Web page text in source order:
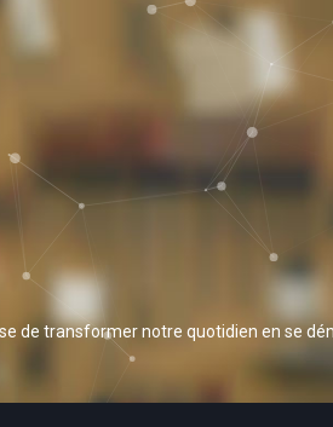
de transformer notre quotidien en se